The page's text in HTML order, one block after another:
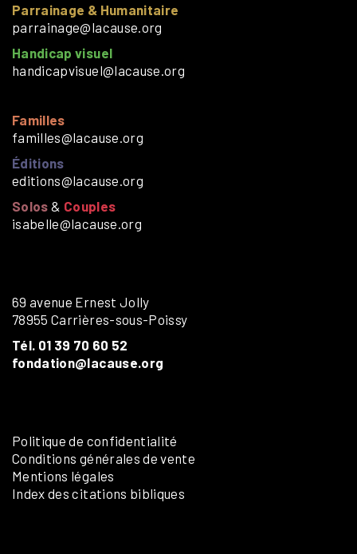
Parrainage & Humanitaire
parrainage@lacause.org
Handicap visuel
handicapvisuel@lacause.org
Familles
familles@lacause.org
Éditions
editions@lacause.org
Solos & Couples
isabelle@lacause.org
69 avenue Ernest Jolly
78955 Carrières-sous-Poissy
Tél. 01 39 70 60 52
fondation@lacause.org
Politique de confidentialité
Conditions générales de vente
Mentions légales
Index des citations bibliques